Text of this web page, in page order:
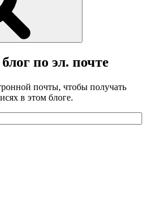
по эл. почте
почты, чтобы получать
в этом блоге.